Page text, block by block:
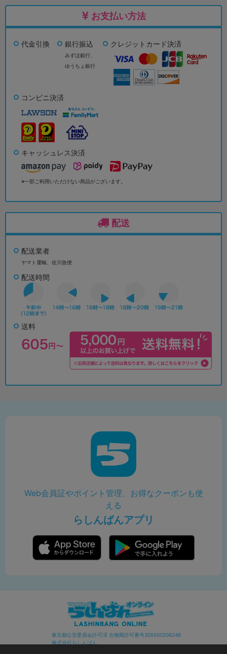
お支払い方法
代金引換 銀行振込
みずほ銀行、
ゆうちょ銀行
クレジットカード決済
コンビニ決済
キャッシュレス決済
※一部ご利用いただけない商品がございます。
配送
配送業者
ヤマト運輸、佐川急便
配送時間
送料
Web会員証やポイント管理、お得なクーポンも使
える
らしんばんアプリ
東京都公安委員会許可済 古物商許可番号305500206246
株式会社らしんばん